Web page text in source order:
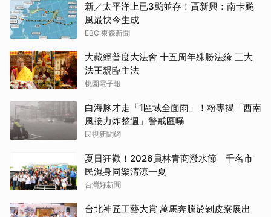
新／太平洋上已3颱並存！賈新興：南卡颱
風最快今生成
EBC 東森新聞
大藏經普度大法會 十五周年殊勝法緣 三大
法王親臨主法
桃園電子報
白海豚才走「1區域全面雨」！粉專揭「西南
風接力炸整週」警戒區曝
民視新聞網
夏日狂歡！2026員林青商潑水節 千名市
民濕身同樂清涼一夏
台灣好新聞
台北神匠工藝大賞 萬馬奔騰於剝皮寮展出